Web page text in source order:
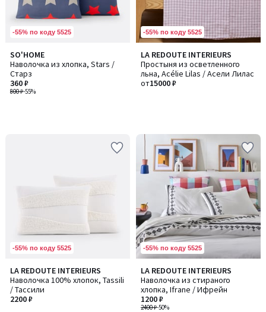
-55% по коду 5525
SO'HOME
Наволочка из хлопка, Stars /
Старз
800 ₽-55%
360 ₽
-55% по коду 5525
LA REDOUTE INTERIEURS
Простыня из осветленного
льна, Acélie Lilas / Асели Лилас
от15000 ₽
-55% по коду 5525
LA REDOUTE INTERIEURS
Наволочка 100% хлопок, Tassili
/ Тассили
2200 ₽
4,5
/ 5
-55% по коду 5525
LA REDOUTE INTERIEURS
Наволочка из стираного
хлопка, Ifrane / Ифрейн
2400 ₽-50%
1200 ₽